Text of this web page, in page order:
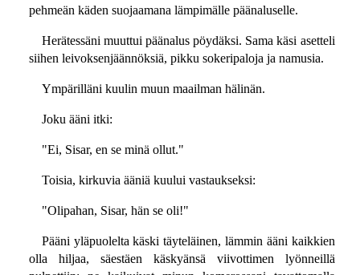
pehmeän käden suojaamana lämpimälle päänaluselle.
Herätessäni muuttui päänalus pöydäksi. Sama käsi asetteli
siihen leivoksenjäännöksiä, pikku sokeripaloja ja namusia.
Ympärilläni kuulin muun maailman hälinän.
Joku ääni itki:
"Ei, Sisar, en se minä ollut."
Toisia, kirkuvia ääniä kuului vastaukseksi:
"Olipahan, Sisar, hän se oli!"
Pääni yläpuolelta käski täyteläinen, lämmin ääni kaikkien
olla hiljaa, säestäen käskyänsä viivottimen lyönneillä